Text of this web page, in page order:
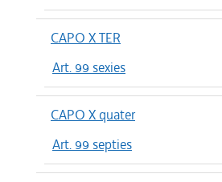
CAPO X TER
Art. 99 sexies
CAPO X quater
Art. 99 septies